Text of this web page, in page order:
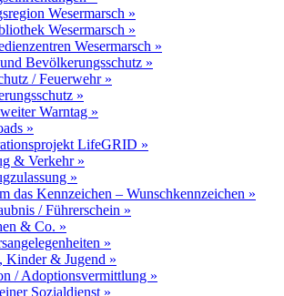
Wesermarsch »
Wesermarsch »
Wesermarsch »
Bevölkerungsschutz »
/ Feuerwehr »
»
Warntag »
»
LifeGRID »
& Verkehr »
»
das Kennzeichen – Wunschkennzeichen »
/ Führerschein »
& Co. »
»
Kinder & Jugend »
/ Adoptionsvermittlung »
Sozialdienst »